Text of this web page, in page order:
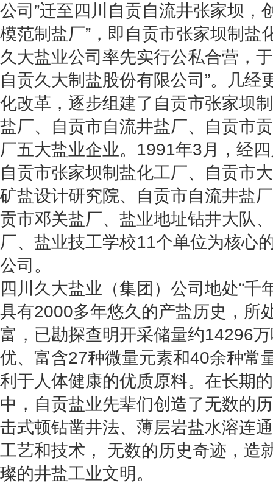
公司”迁至四川自贡自流井张家坝，
模范制盐厂”，即自贡市张家坝制盐
久大盐业公司率先实行公私合营，
自贡久大制盐股份有限公司”。几经
化改革，逐步组建了自贡市张家坝
盐厂、自贡市自流井盐厂、自贡市
厂五大盐业企业。1991年3月，经
自贡市张家坝制盐化工厂、自贡市
矿盐设计研究院、自贡市自流井盐
贡市邓关盐厂、盐业地址钻井大队
厂、盐业技工学校11个单位为核心
公司。
四川久大盐业（集团）公司地处“
具有2000多年悠久的产盐历史，所
富，已勘探查明开采储量约14296
优、富含27种微量元素和40余种常
利于人体健康的优质原料。在长期
中，自贡盐业先辈们创造了无数的
击式顿钻凿井法、薄层岩盐水溶连
工艺和技术， 无数的历史奇迹，造
璨的井盐工业文明。